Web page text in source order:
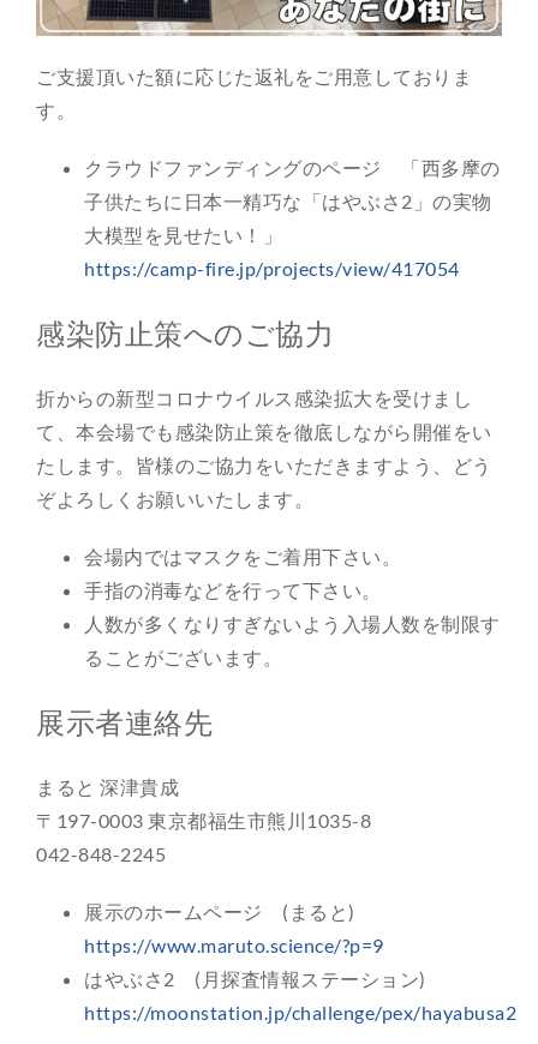
ご支援頂いた額に応じた返礼をご用意しておりま
す。
クラウドファンディングのページ 「西多摩の
子供たちに日本一精巧な「はやぶさ2」の実物
大模型を見せたい！」
https://camp-fire.jp/projects/view/417054
感染防止策へのご協力
折からの新型コロナウイルス感染拡大を受けまし
て、本会場でも感染防止策を徹底しながら開催をい
たします。皆様のご協力をいただきますよう、どう
ぞよろしくお願いいたします。
会場内ではマスクをご着用下さい。
手指の消毒などを行って下さい。
人数が多くなりすぎないよう入場人数を制限す
ることがございます。
展示者連絡先
まると 深津貴成
〒197-0003 東京都福生市熊川1035-8
042-848-2245
展示のホームページ (まると)
https://www.maruto.science/?p=9
はやぶさ2 (月探査情報ステーション)
https://moonstation.jp/challenge/pex/hayabusa2